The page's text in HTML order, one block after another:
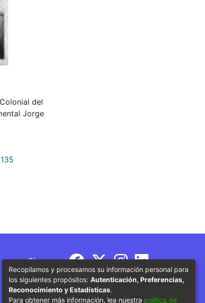
del
Jorge
Síguenos
Recopilamos y procesamos su información personal para
los siguientes propósitos: Autenticación, Preferencias,
Reconocimiento y Estadísticas.
Para obtener más información, lea nuestra política de